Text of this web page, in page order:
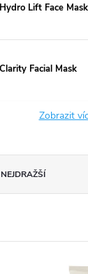
Lift Face Mask
Facial Mask
Zobrazit
NEJDRAŽŠÍ